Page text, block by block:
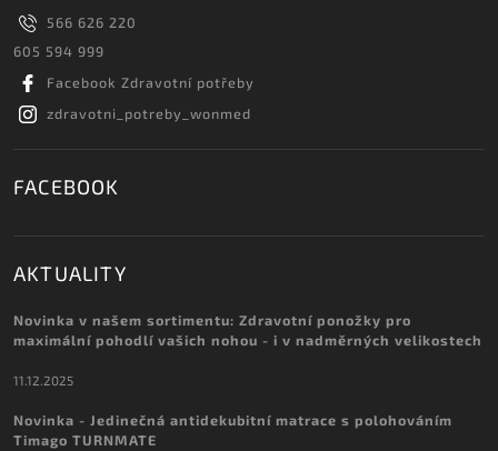
566 626 220
605 594 999
Facebook Zdravotní potřeby
zdravotni_potreby_wonmed
FACEBOOK
AKTUALITY
Novinka v našem sortimentu: Zdravotní ponožky pro
maximální pohodlí vašich nohou - i v nadměrných velikostech
11.12.2025
Novinka - Jedinečná antidekubitní matrace s polohováním
Timago TURNMATE